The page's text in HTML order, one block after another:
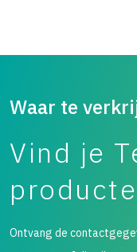
Waar te
Vind je
Ontvang de